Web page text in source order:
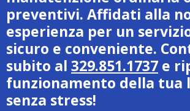
preventivi. Affidati alla
esperienza per un
sicuro e conveniente.
subito al 329.851.1737 e
funzionamento della tua
senza stress!